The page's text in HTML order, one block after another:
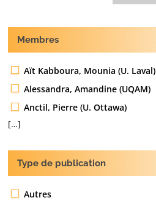
Membres
Aït Kabboura, Mounia (U. Laval)
Alessandra, Amandine (UQAM)
Anctil, Pierre (U. Ottawa)
[…]
Type de publication
Autres